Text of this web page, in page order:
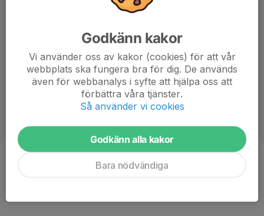
Mittfältare
Godkänn kakor
Vi använder oss av kakor (cookies) för att vår
webbplats ska fungera bra för dig. De används
även för webbanalys i syfte att hjälpa oss att
förbättra våra tjänster.
Så använder vi cookies
Godkänn alla kakor
Bara nödvändiga